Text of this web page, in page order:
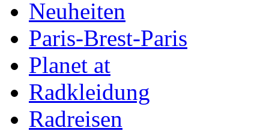
Neuheiten
Paris-Brest-Paris
Planet at
Radkleidung
Radreisen